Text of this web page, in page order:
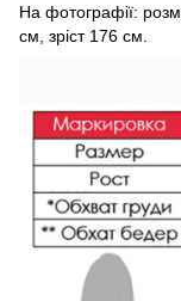
На фотографії:
см, зріст 176 см.